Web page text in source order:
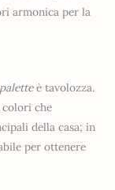
armonica per la
paletteè tavolozza.
colori che
della casa; in
per ottenere